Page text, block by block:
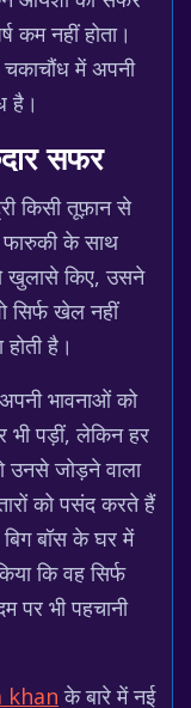
कम नहीं होता।
में अपनी
है।
सफर
किसी तूफ़ान से
फारुकी के साथ
खुलासे किए, उसने
सिर्फ खेल नहीं
है।
भावनाओं को
भी पड़ीं, लेकिन हर
उनसे जोड़ने वाला
को पसंद करते हैं
बॉस के घर में
कि वह सिर्फ
पर भी पहचानी
khan के बारे में नई